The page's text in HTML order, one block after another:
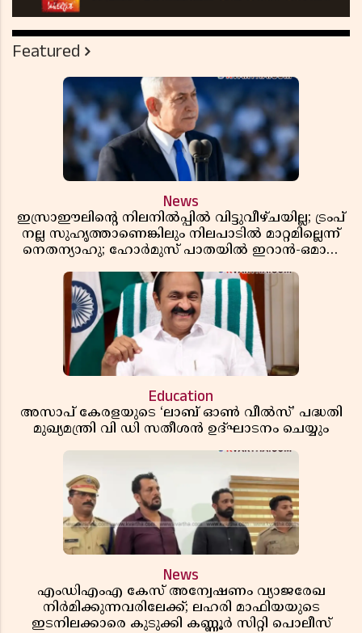
Featured
News
ഇസ്രാഈലിന്റെ നിലനിൽപ്പിൽ വിട്ടുവീഴ്ചയില്ല; ട്രംപ്
നല്ല സുഹൃത്താണെങ്കിലും നിലപാടിൽ മാറ്റമില്ലെന്ന്
നെതന്യാഹു; ഹോർമുസ് പാതയിൽ ഇറാൻ-ഒമാൻ
Education
അസാപ് കേരളയുടെ ‘ലാബ് ഓൺ വീൽസ്’ പദ്ധതി
മുഖ്യമന്ത്രി വി ഡി സതീശൻ ഉദ്ഘാടനം ചെയ്യും
News
എംഡിഎംഎ കേസ് അന്വേഷണം വ്യാജരേഖ
നിർമിക്കുന്നവരിലേക്ക്; ലഹരി മാഫിയയുടെ
ഇടനിലക്കാരെ കുടുക്കി കണ്ണൂർ സിറ്റി പൊലീസ്